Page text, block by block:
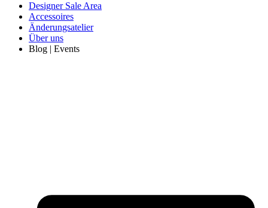
Designer Sale Area
Accessoires
Änderungsatelier
Über uns
Blog | Events